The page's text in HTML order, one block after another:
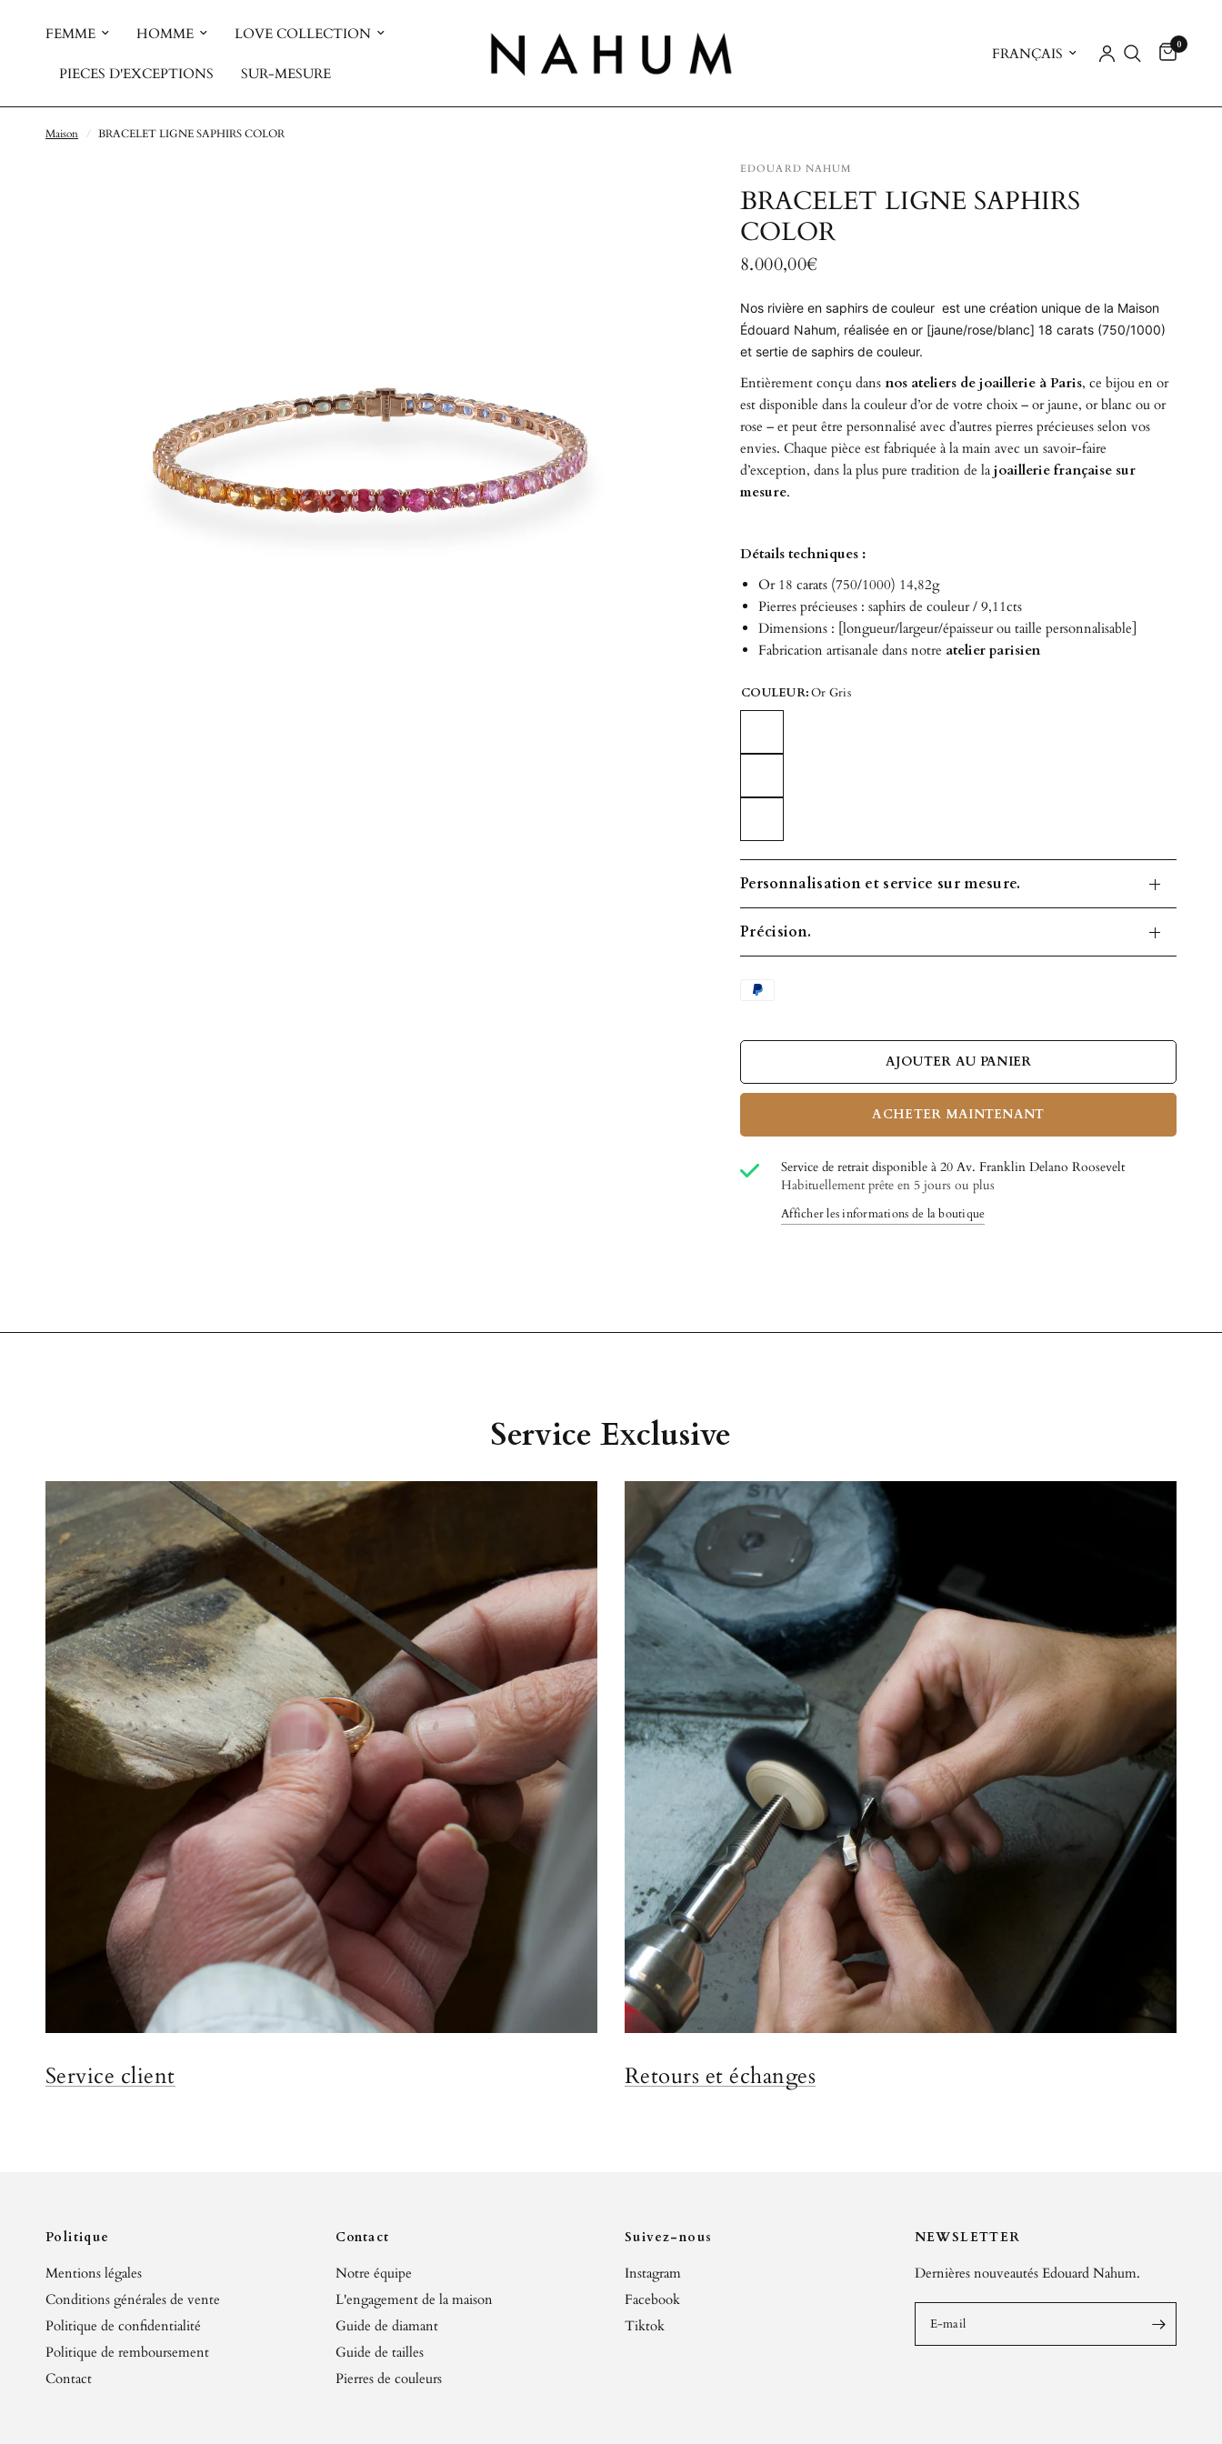
FEMME HOMME LOVE COLLECTION
PIECES D'EXCEPTIONS SUR-MESURE
Mettre à jour le pays/la région 0
Maison / BRACELET LIGNE SAPHIRS COLOR
EDOUARD NAHUM
BRACELET LIGNE SAPHIRS
COLOR
8.000,00€
Nos rivière en saphirs de couleur est une création unique de la Maison
Édouard Nahum, réalisée en or [jaune/rose/blanc] 18 carats (750/1000)
et sertie de saphirs de couleur.
Entièrement conçu dans nos ateliers de joaillerie à Paris, ce bijou en or
est disponible dans la couleur d’or de votre choix – or jaune, or blanc ou or
rose – et peut être personnalisé avec d’autres pierres précieuses selon vos
envies. Chaque pièce est fabriquée à la main avec un savoir-faire
d’exception, dans la plus pure tradition de lajoaillerie française sur
mesure.
Détails techniques :
Or 18 carats (750/1000) 14,82g
Pierres précieuses : saphirs de couleur / 9,11cts
Dimensions : [longueur/largeur/épaisseur ou taille personnalisable]
Fabrication artisanale dans notre atelier parisien
COULEUR:Or Gris
Personnalisation et service sur mesure.
Précision.
AJOUTER AU PANIER
ACHETER MAINTENANT
Service de retrait disponible à20 Av. Franklin Delano Roosevelt
Habituellement prête en 5 jours ou plus
Afficher les informations de la boutique
Service Exclusive
Service client Retours et échanges
Politique
Mentions légales
Conditions générales de vente
Politique de confidentialité
Politique de remboursement
Contact
Contact
Notre équipe
L'engagement de la maison
Guide de diamant
Guide de tailles
Pierres de couleurs
Suivez-nous
Instagram
Facebook
Tiktok
NEWSLETTER
Dernières nouveautés Edouard Nahum.
E-mail